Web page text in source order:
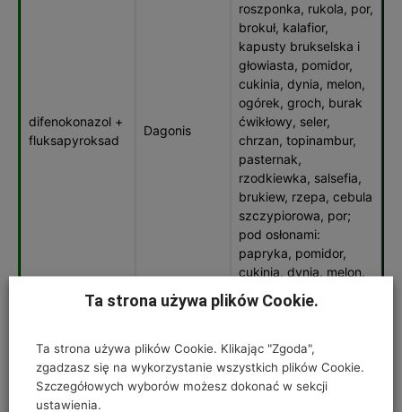
difenokonazol +
fluksapyroksad
Dagonis
roszponka, rukola, por,
brokuł, kalafior,
kapusty brukselska i
głowiasta, pomidor,
cukinia, dynia, melon,
ogórek, groch, burak
ćwikłowy, seler,
chrzan, topinambur,
pasternak,
rzodkiewka, salsefia,
brukiew, rzepa, cebula
szczypiorowa, por;
pod osłonami:
papryka, pomidor,
cukinia, dynia, melon,
ogórek, sałata
(wszystkie gatunki),
roszponka, rukola
fluopyram +
protiokonazol
Propulse 250
SE
kukurydza
Ta strona używa plików Cookie.
Ta strona używa plików Cookie. Klikając "Zgoda",
zgadzasz się na wykorzystanie wszystkich plików Cookie.
Szczegółowych wyborów możesz dokonać w sekcji
ustawienia.